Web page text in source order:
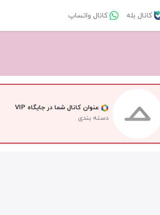
کانال بله کانال واتساپ
عنوان کانال شما در جایگاه VIP
دسته بندی